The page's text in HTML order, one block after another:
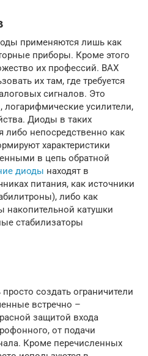
применяются лишь как
приборы. Кроме этого
их профессий. ВАХ
их там, где требуется
сигналов. Это
логарифмические усилители,
Диоды в таких
либо непосредственно как
характеристики
в цепь обратной
диоды находят в
питания, как источники
либо как
катушки
стабилизаторы
создать ограничители
встречно –
защитой входа
от подачи
Кроме перечисленных